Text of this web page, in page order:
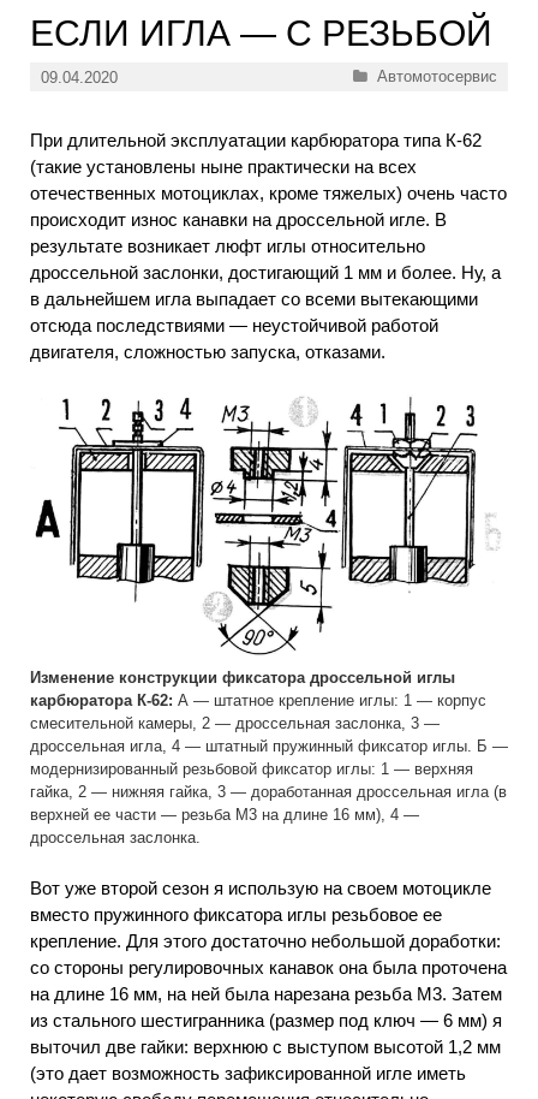
ЕСЛИ ИГЛА — С РЕЗЬБОЙ
09.04.2020 Рубрики
Автомотосервис
При длительной эксплуатации карбюратора типа К-62
(такие установлены ныне практически на всех
отечественных мотоциклах, кроме тяжелых) очень часто
происходит износ канавки на дроссельной игле. В
результате возникает люфт иглы относительно
дроссельной заслонки, достигающий 1 мм и более. Ну, а
в дальнейшем игла выпадает со всеми вытекающими
отсюда последствиями — неустойчивой работой
двигателя, сложностью запуска, отказами.
Изменение конструкции фиксатора дроссельной иглы
карбюратора К-62: А — штатное крепление иглы: 1 — корпус
смесительной камеры, 2 — дроссельная заслонка, 3 —
дроссельная игла, 4 — штатный пружинный фиксатор иглы. Б —
модернизированный резьбовой фиксатор иглы: 1 — верхняя
гайка, 2 — нижняя гайка, 3 — доработанная дроссельная игла (в
верхней ее части — резьба М3 на длине 16 мм), 4 —
дроссельная заслонка.
Вот уже второй сезон я использую на своем мотоцикле
вместо пружинного фиксатора иглы резьбовое ее
крепление. Для этого достаточно небольшой доработки:
со стороны регулировочных канавок она была проточена
на длине 16 мм, на ней была нарезана резьба М3. Затем
из стального шестигранника (размер под ключ — 6 мм) я
выточил две гайки: верхнюю с выступом высотой 1,2 мм
(это дает возможность зафиксированной игле иметь